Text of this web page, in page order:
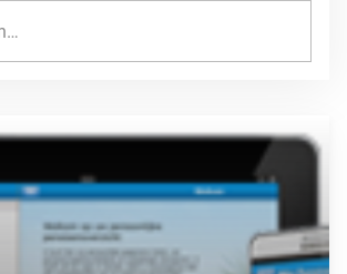
EEN APP ONTWIKKELEN VOOR